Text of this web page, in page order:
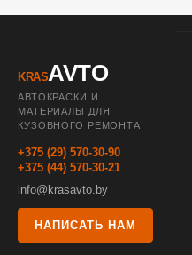
KRASAVTO
АВТОКРАСКИ И
МАТЕРИАЛЫ ДЛЯ
КУЗОВНОГО РЕМОНТА
+375 (29) 570-30-90
+375 (44) 570-30-21
info@krasavto.by
НАПИСАТЬ НАМ